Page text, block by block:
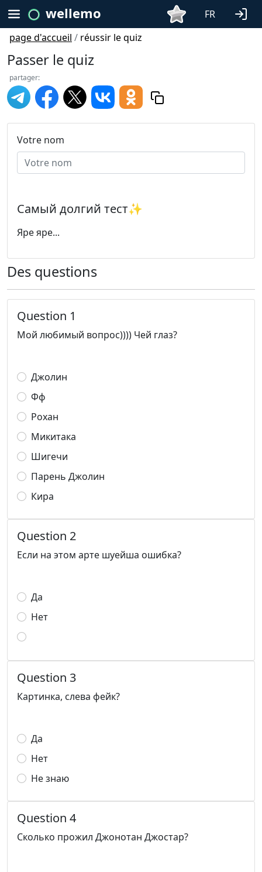
wellemo
FR
page d'accueil / réussir le quiz
Passer le quiz
partager:
Votre nom
Самый долгий тест✨️
Яре яре...
Des questions
Question 1
Мой любимый вопрос)))) Чей глаз?
Джолин
Фф
Рохан
Микитака
Шигечи
Парень Джолин
Кира
Question 2
Если на этом арте шуейша ошибка?
Да
Нет
Question 3
Картинка, слева фейк?
Да
Нет
Не знаю
Question 4
Сколько прожил Джонотан Джостар?